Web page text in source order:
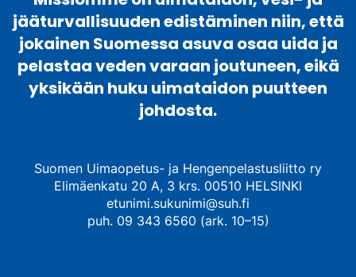
jääturvallisuuden edistäminen niin, että
jokainen Suomessa asuva osaa uida ja
pelastaa veden varaan joutuneen, eikä
yksikään huku uimataidon puutteen
johdosta.
Suomen Uimaopetus- ja Hengenpelastusliitto ry
Elimäenkatu 20 A, 3 krs. 00510 HELSINKI
etunimi.sukunimi@suh.fi
puh. 09 343 6560 (ark. 10–15)